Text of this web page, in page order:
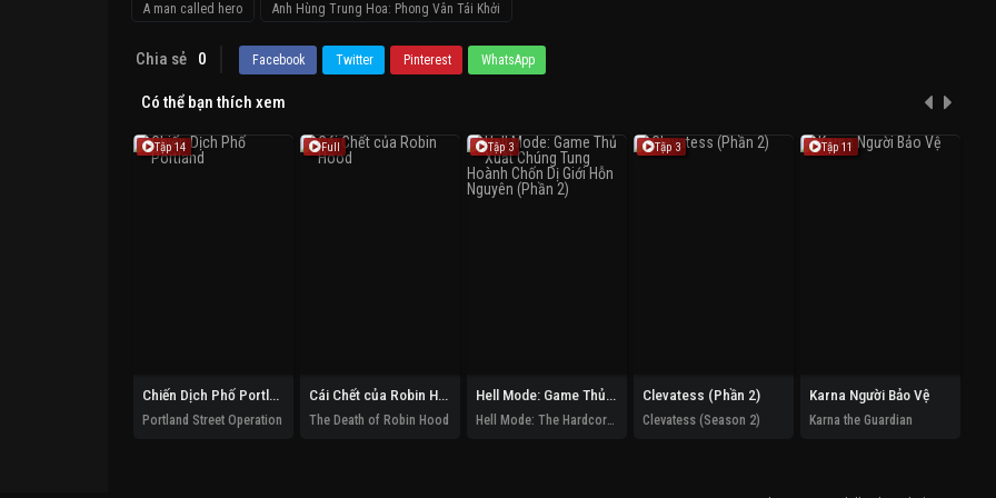
A man called hero Anh Hùng Trung Hoa: Phong Vân Tái Khởi
Chia sẻ 0 Facebook Twitter Pinterest WhatsApp
Có thể bạn thích xem
Tập 14
Chiến Dịch Phố Portland
Portland Street Operation
Full
Cái Chết của Robin Hood
The Death of Robin Hood
Tập 3
Hell Mode: Game Thủ Xuất Chúng Tung Hoành Chốn Dị Giới Hỗn Nguyên (Phần 2)
Hell Mode: The Hardcore Gamer Dominates In Another World With Garbage Balancing (Season 2)
Tập 3
Clevatess (Phần 2)
Clevatess (Season 2)
Tập 11
Karna Người Bảo Vệ
Karna the Guardian